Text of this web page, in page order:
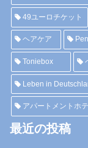
49ユーロチケット
ヘアケア
Toniebox
Leben in
アパートメントホ
最近の投稿